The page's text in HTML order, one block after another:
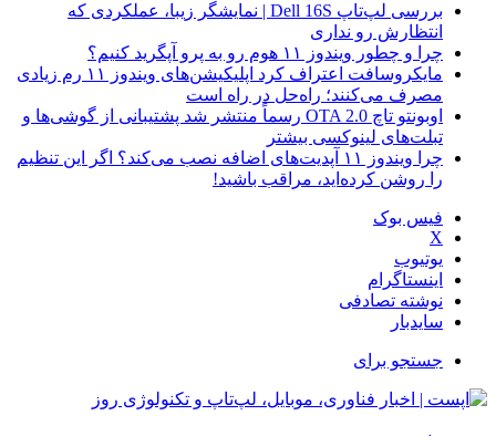
بررسی لپ‌تاپ Dell 16S | نمایشگر زیبا، عملکردی که
انتظارش رو نداری
چرا و چطور ویندوز ۱۱ هوم رو به پرو آپگرید کنیم؟
مایکروسافت اعتراف کرد اپلیکیشن‌های ویندوز ۱۱ رم زیادی
مصرف می‌کنند؛ راه‌حل در راه است
اوبونتو تاچ OTA 2.0 رسماً منتشر شد پشتیبانی از گوشی‌ها و
تبلت‌های لینوکسی بیشتر
چرا ویندوز ۱۱ آپدیت‌های اضافه نصب می‌کند؟ اگر این تنظیم
را روشن کرده‌اید، مراقب باشید!
فیس بوک
X
یوتیوب
اینستاگرام
نوشته تصادفی
سایدبار
جستجو برای